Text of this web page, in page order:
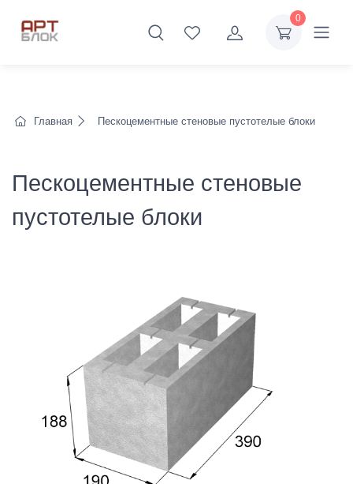
0
Главная Пескоцементные стеновые пустотелые блоки
Пескоцементные стеновые
пустотелые блоки